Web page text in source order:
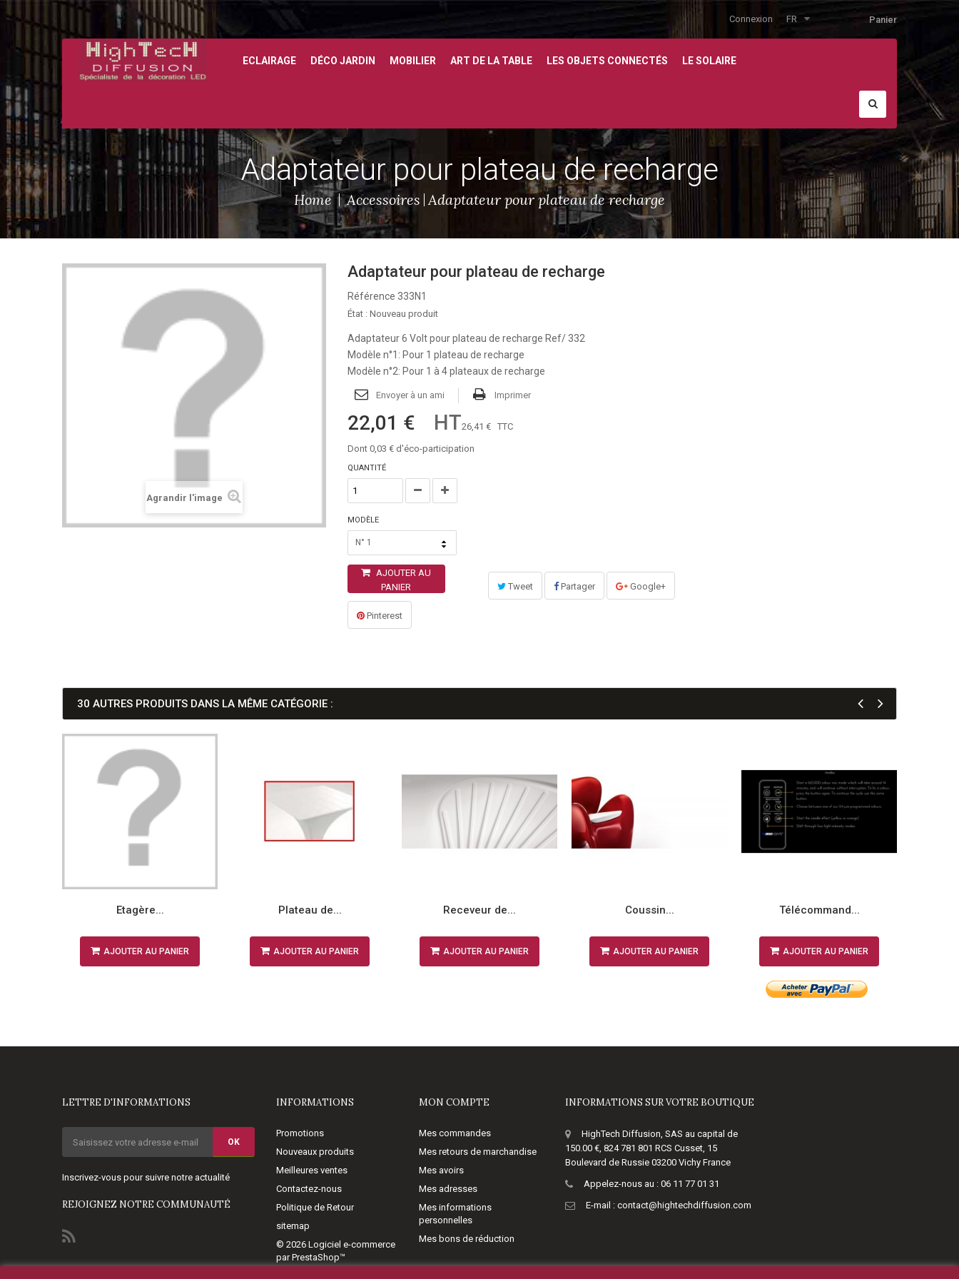
Panier
FR
Connexion
ECLAIRAGE DÉCO JARDIN MOBILIER ART DE LA TABLE LES OBJETS CONNECTÉS LE SOLAIRE
Adaptateur pour plateau de recharge
Home Accessoires Adaptateur pour plateau de recharge
Agrandir l'image
Adaptateur pour plateau de recharge
Référence 333N1
État : Nouveau produit
Adaptateur 6 Volt pour plateau de recharge Ref/ 332
Modèle n°1: Pour 1 plateau de recharge
Modèle n°2: Pour 1 à 4 plateaux de recharge
Envoyer à un ami Imprimer
22,01 € HT26,41 €TTC
Dont 0,03 €d'éco-participation
QUANTITÉ
MODÈLE
N° 1
AJOUTER AU
PANIER
Tweet Partager Google+
Pinterest
30 AUTRES PRODUITS DANS LA MÊME CATÉGORIE :
Etagère...
AJOUTER AU PANIER
Plateau de...
AJOUTER AU PANIER
Receveur de...
AJOUTER AU PANIER
Coussin...
AJOUTER AU PANIER
Télécommand...
AJOUTER AU PANIER
LETTRE D'INFORMATIONS
OK
Inscrivez-vous pour suivre notre actualité
REJOIGNEZ NOTRE COMMUNAUTÉ
INFORMATIONS
Promotions
Nouveaux produits
Meilleures ventes
Contactez-nous
Politique de Retour
sitemap
© 2026 Logiciel e-commerce
par PrestaShop™
MON COMPTE
Mes commandes
Mes retours de marchandise
Mes avoirs
Mes adresses
Mes informations
personnelles
Mes bons de réduction
INFORMATIONS SUR VOTRE BOUTIQUE
HighTech Diffusion, SAS au capital de
150.00 €, 824 781 801 RCS Cusset, 15
Boulevard de Russie 03200 Vichy France
Appelez-nous au : 06 11 77 01 31
E-mail : contact@hightechdiffusion.com